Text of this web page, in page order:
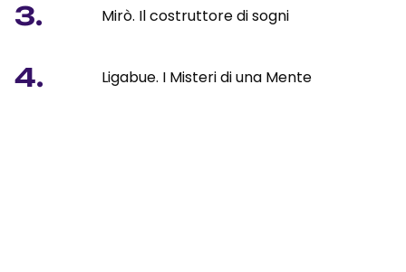
3. Mirò. Il costruttore di sogni
4. Ligabue. I Misteri di una Mente